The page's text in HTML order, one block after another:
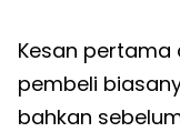
Kesan pertama
pembeli
bahkan